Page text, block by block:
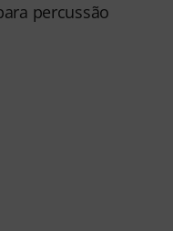
percussão